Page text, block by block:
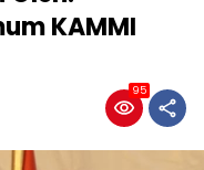
KAMMI
95